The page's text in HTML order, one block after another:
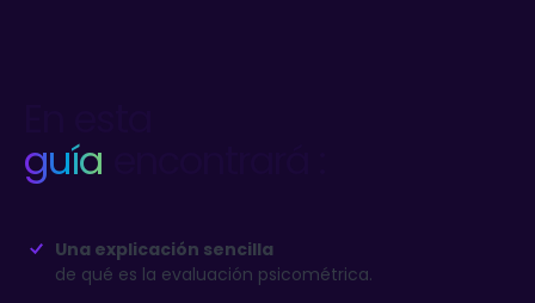
guía
Una explicación sencilla
de qué es la evaluación psicométrica.